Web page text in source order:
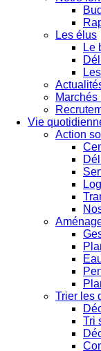
Les élus
Le
Vie
Action
Trier les
Tri